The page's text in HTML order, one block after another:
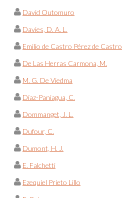
David Outomuro
Davies, D. A. L.
Emilio de Castro Pérez de Castro
De Las Herras Carmona, M.
M. G. De Viedma
Díaz-Paniagua, C.
Dommanget, J. L.
Dufour, C.
Dumont, H. J.
E. Falchetti
Ezequiel Prieto Lillo